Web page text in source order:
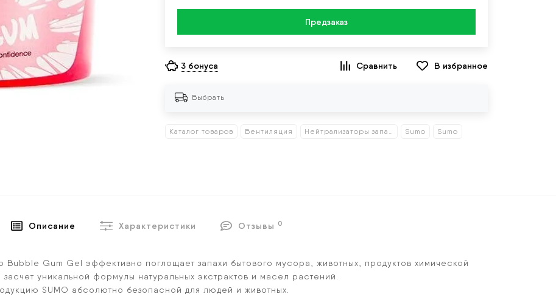
Предзаказ
3 бонуса В избранное
Выбрать
Каталог товаров Вентиляция Нейтрализаторы запаха Sumo Sumo
Описание Характеристики Отзывы 0
Bubble Gum Gel эффективно поглощает запахи бытового мусора, животных, продуктов химической
уникальной формулы натуральных экстрактов и масел растений.
SUMO абсолютно безопасной для людей и животных.